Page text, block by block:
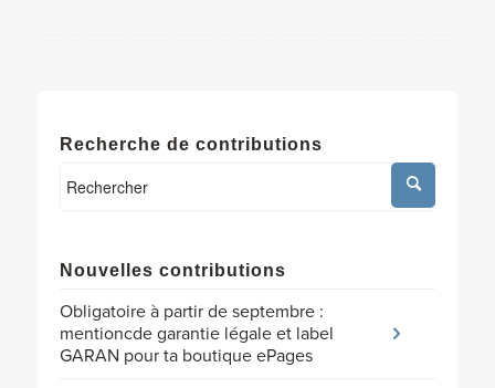
Recherche de contributions
Nouvelles contributions
Obligatoire à partir de septembre :
mentioncde garantie légale et label
GARAN pour ta boutique ePages